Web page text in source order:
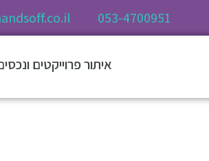
053-4700951
איתור פרוייקטים